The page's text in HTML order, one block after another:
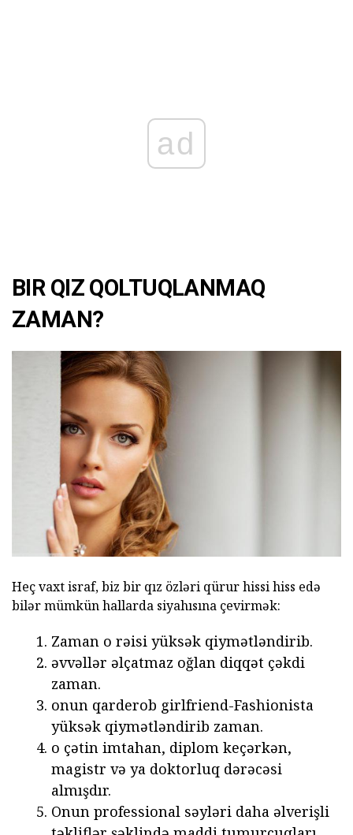
ad
BIR QIZ QOLTUQLANMAQ
ZAMAN?
Heç vaxt israf, biz bir qız özləri qürur hissi hiss edə
bilər mümkün hallarda siyahısına çevirmək:
Zaman o rəisi yüksək qiymətləndirib.
əvvəllər əlçatmaz oğlan diqqət çəkdi
zaman.
onun qarderob girlfriend-Fashionista
yüksək qiymətləndirib zaman.
o çətin imtahan, diplom keçərkən,
magistr və ya doktorluq dərəcəsi
almışdır.
Onun professional səyləri daha əlverişli